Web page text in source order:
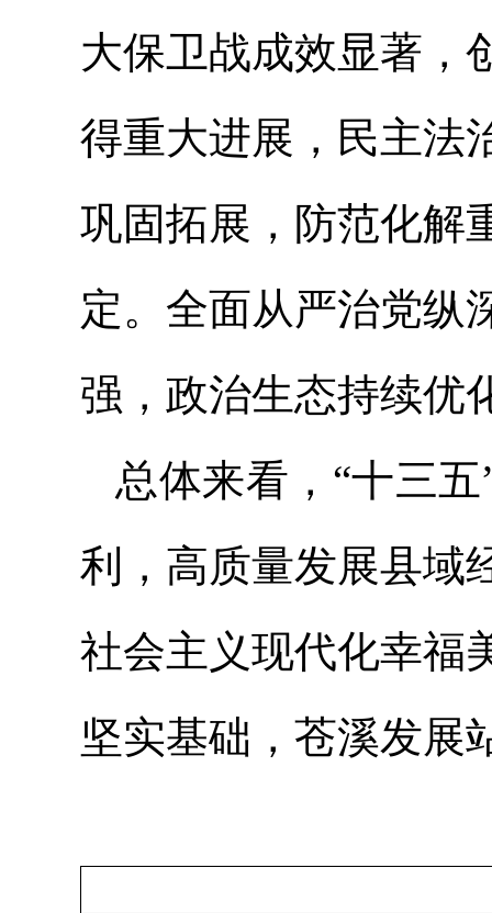
大保卫战成效显著，
得重大进展，民主法
巩固拓展，防范化解
定。全面从严治党纵
强，政治生态持续优
总体来看，“十三
利，高质量发展县域
社会主义现代化幸福
坚实基础，苍溪发展